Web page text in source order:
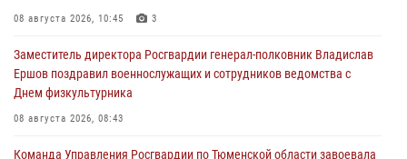
08 августа 2026, 10:45 3
Заместитель директора Росгвардии генерал-полковник Владислав
Ершов поздравил военнослужащих и сотрудников ведомства с
Днем физкультурника
08 августа 2026, 08:43
Команда Управления Росгвардии по Тюменской области завоевала